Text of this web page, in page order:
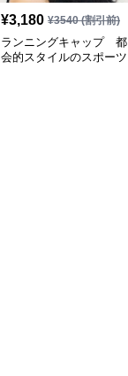
¥3,180 ¥3540(割引前)
ランニングキャップ 都
会的スタイルのスポーツ